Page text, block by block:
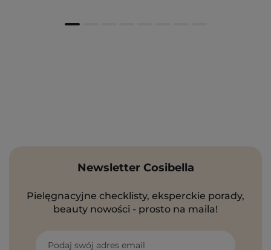
Newsletter Cosibella
Pielęgnacyjne checklisty, eksperckie porady,
beauty nowości - prosto na maila!
Podaj swój adres email